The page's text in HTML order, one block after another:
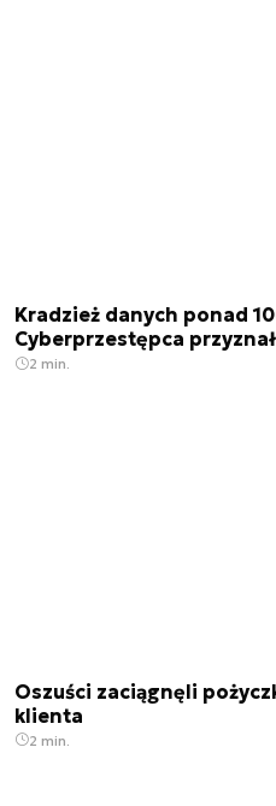
Kradzież danych ponad
Cyberprzestępca
2 min.
Oszuści zaciągnęli
klienta
2 min.